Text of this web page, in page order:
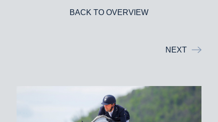
BACK TO OVERVIEW
NEXT